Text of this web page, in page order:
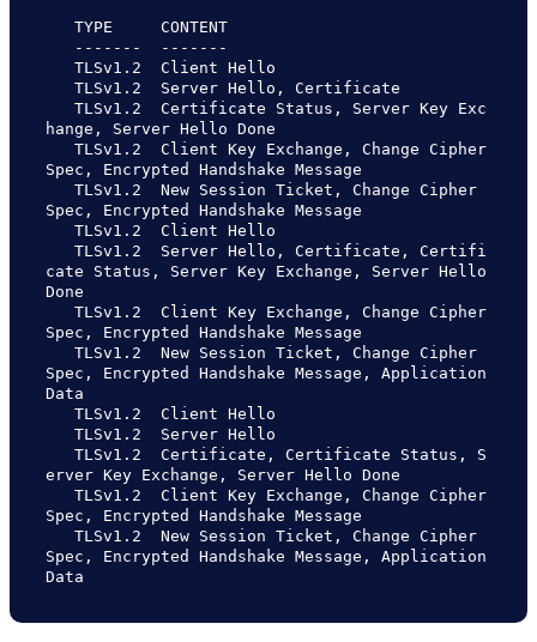
hange, Server Hello Done
Spec, Encrypted Handshake Message
Spec, Encrypted Handshake Message
cate Status, Server Key Exchange, Server Hello
Done
Spec, Encrypted Handshake Message
Spec, Encrypted Handshake Message, Application
Data
erver Key Exchange, Server Hello Done
Spec, Encrypted Handshake Message
Spec, Encrypted Handshake Message, Application